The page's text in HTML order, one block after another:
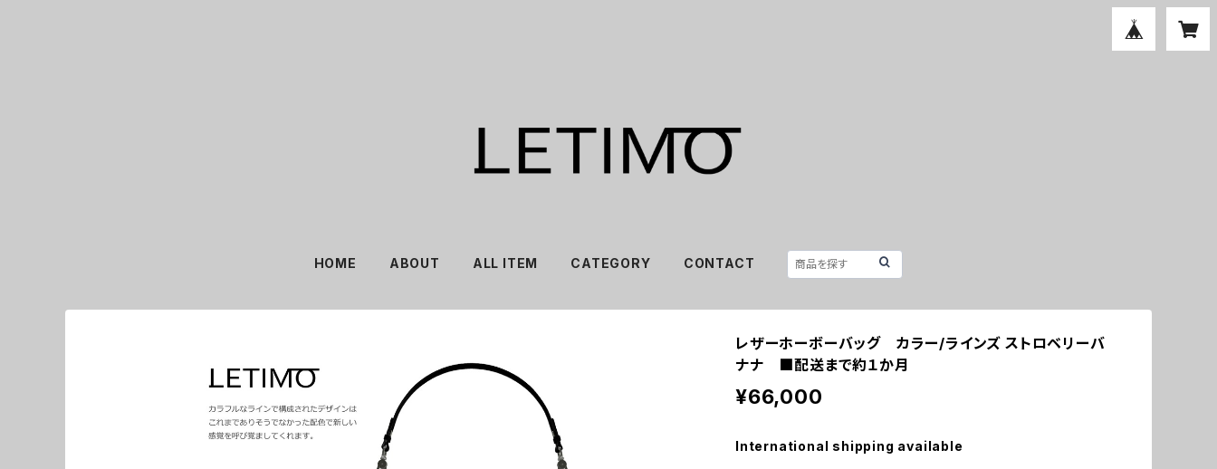
HOME ABOUT ALL ITEM CATEGORY CONTACT
レザーホーボーバッグ カラー/ラインズ ストロベリーバ
ナナ ■配送まで約１か月
¥66,000
International shipping available